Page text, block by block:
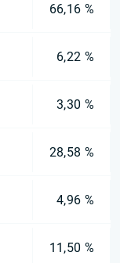
66,16 %
6,22 %
3,30 %
28,58 %
4,96 %
11,50 %